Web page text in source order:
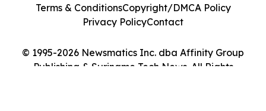
© 1995-2026 Newsmatics Inc. dba Affinity Group
Publishing & Suriname Tech News. All Rights
Terms & ConditionsCopyright/DMCA Policy
Privacy PolicyContact